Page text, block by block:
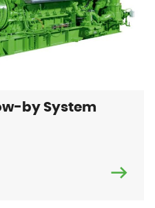
by System